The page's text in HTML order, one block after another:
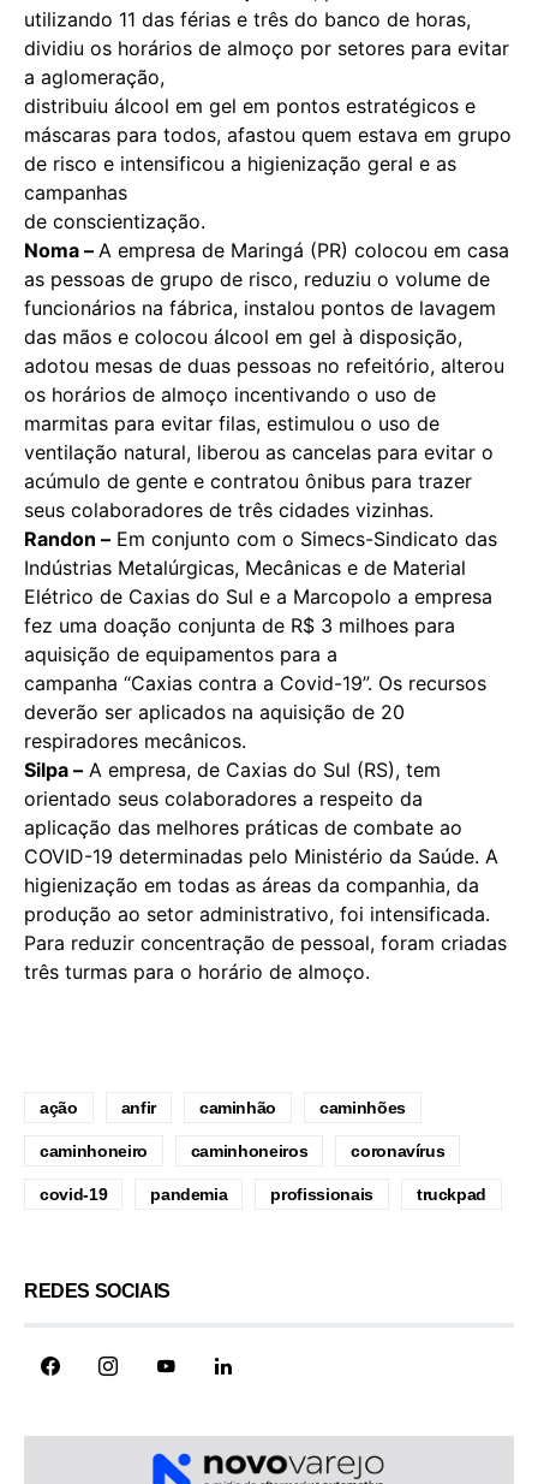
utilizando 11 das férias e três do banco de horas,
dividiu os horários de almoço por setores para evitar
a aglomeração,
distribuiu álcool em gel em pontos estratégicos e
máscaras para todos, afastou quem estava em grupo
de risco e intensificou a higienização geral e as
campanhas
de conscientização.
Noma – A empresa de Maringá (PR) colocou em casa
as pessoas de grupo de risco, reduziu o volume de
funcionários na fábrica, instalou pontos de lavagem
das mãos e colocou álcool em gel à disposição,
adotou mesas de duas pessoas no refeitório, alterou
os horários de almoço incentivando o uso de
marmitas para evitar filas, estimulou o uso de
ventilação natural, liberou as cancelas para evitar o
acúmulo de gente e contratou ônibus para trazer
seus colaboradores de três cidades vizinhas.
Randon – Em conjunto com o Simecs-Sindicato das
Indústrias Metalúrgicas, Mecânicas e de Material
Elétrico de Caxias do Sul e a Marcopolo a empresa
fez uma doação conjunta de R$ 3 milhoes para
aquisição de equipamentos para a
campanha “Caxias contra a Covid-19”. Os recursos
deverão ser aplicados na aquisição de 20
respiradores mecânicos.
Silpa – A empresa, de Caxias do Sul (RS), tem
orientado seus colaboradores a respeito da
aplicação das melhores práticas de combate ao
COVID-19 determinadas pelo Ministério da Saúde. A
higienização em todas as áreas da companhia, da
produção ao setor administrativo, foi intensificada.
Para reduzir concentração de pessoal, foram criadas
três turmas para o horário de almoço.
ação anfir caminhão caminhões
caminhoneiro caminhoneiros coronavírus
covid-19 pandemia profissionais truckpad
REDES SOCIAIS